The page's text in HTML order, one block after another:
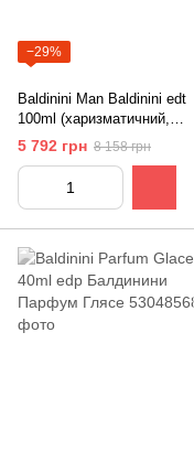
−29%
Baldinini Man Baldinini edt
100ml (харизматичний,
дорогий, статусний,
насичений, мужній)
5 792 грн 8 158 грн